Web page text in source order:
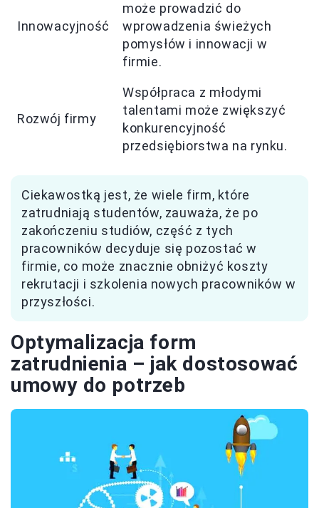
Innowacyjność
może prowadzić do
wprowadzenia świeżych
pomysłów i innowacji w
firmie.
Rozwój firmy
Współpraca z młodymi
talentami może zwiększyć
konkurencyjność
przedsiębiorstwa na rynku.
Ciekawostką jest, że wiele firm, które
zatrudniają studentów, zauważa, że po
zakończeniu studiów, część z tych
pracowników decyduje się pozostać w
firmie, co może znacznie obniżyć koszty
rekrutacji i szkolenia nowych pracowników w
przyszłości.
Optymalizacja form
zatrudnienia – jak dostosować
umowy do potrzeb